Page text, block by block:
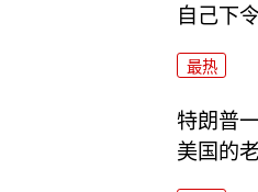
自己下
最热
特朗普
美国的